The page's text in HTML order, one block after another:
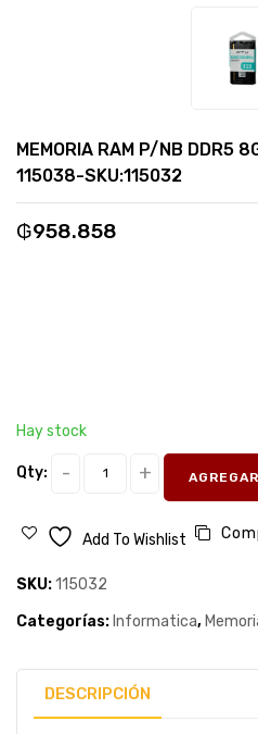
MEMORIA RAM P/NB DDR5
115038-SKU:115032
₲958.858
Hay stock
Qty:
Add To Wishlist
SKU:115032
Categorías: Informatica,
DESCRIPCIÓN